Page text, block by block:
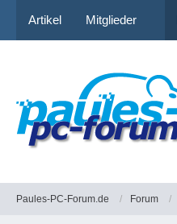
Artikel Mitglieder
Paules-PC-Forum.de Forum